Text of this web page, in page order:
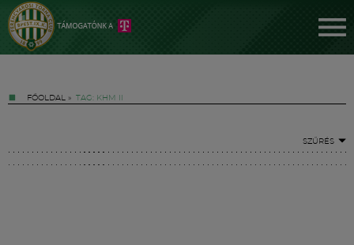
FŐOLDAL » TAG: KHM II
SZŰRÉS